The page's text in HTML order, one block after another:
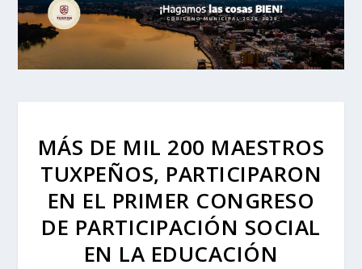
MÁS DE MIL 200 MAESTROS
TUXPEÑOS, PARTICIPARON
EN EL PRIMER CONGRESO
DE PARTICIPACIÓN SOCIAL
EN LA EDUCACIÓN